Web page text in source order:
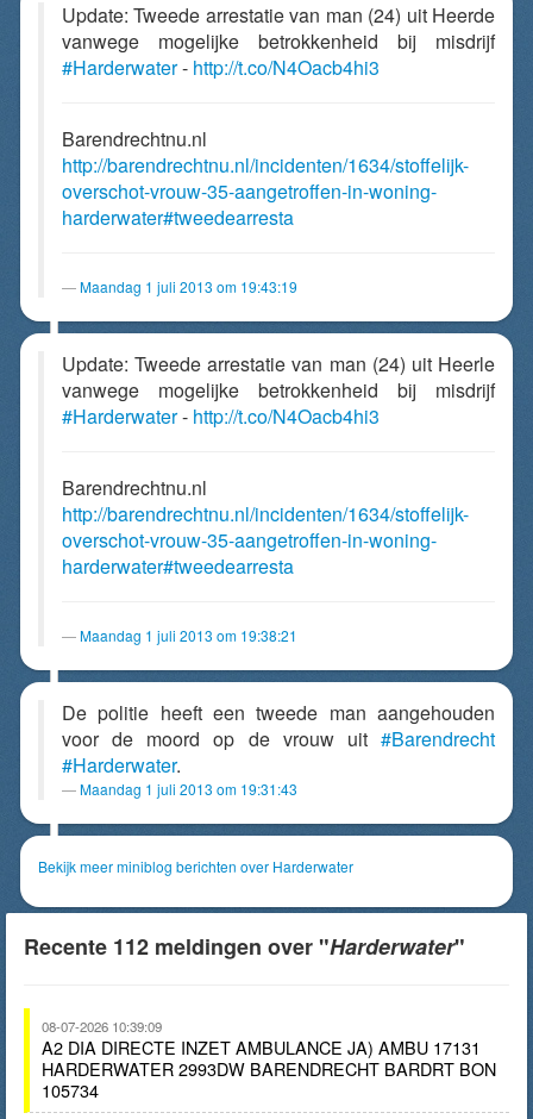
Update: Tweede arrestatie van man (24) uit Heerde
vanwege mogelijke betrokkenheid bij misdrijf
#Harderwater- http://t.co/N4Oacb4hi3
Barendrechtnu.nl
http://barendrechtnu.nl/incidenten/1634/stoffelijk-
overschot-vrouw-35-aangetroffen-in-woning-
harderwater#tweedearresta
Maandag 1 juli 2013 om 19:43:19
Update: Tweede arrestatie van man (24) uit Heerle
vanwege mogelijke betrokkenheid bij misdrijf
#Harderwater- http://t.co/N4Oacb4hi3
Barendrechtnu.nl
http://barendrechtnu.nl/incidenten/1634/stoffelijk-
overschot-vrouw-35-aangetroffen-in-woning-
harderwater#tweedearresta
Maandag 1 juli 2013 om 19:38:21
De politie heeft een tweede man aangehouden
voor de moord op de vrouw uit #Barendrecht
#Harderwater.
Maandag 1 juli 2013 om 19:31:43
Bekijk meer miniblog berichten over Harderwater
Recente 112 meldingen over "Harderwater"
08-07-2026 10:39:09
A2 DIA DIRECTE INZET AMBULANCE JA) AMBU 17131
HARDERWATER 2993DW BARENDRECHT BARDRT BON
105734